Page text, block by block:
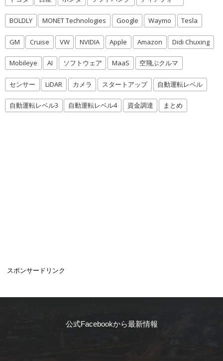
BOLDLY MONET Technologies Google Waymo Tesla
GM Cruise VW NVIDIA Apple Amazon Didi Chuxing
Mobileye AI ソフトウェア MaaS 空飛ぶクルマ
センサー LiDAR カメラ スタートアップ 自動運転レベル
自動運転レベル3 自動運転レベル4 資金調達 まとめ
スポンサードリンク
公式Facebookから最新情報